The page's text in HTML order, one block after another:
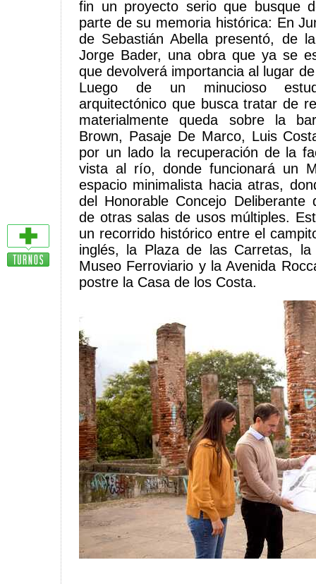
fin un proyecto serio que busque
parte de su memoria histórica: En
de Sebastián Abella presentó, de
Jorge Bader, una obra que ya se
que devolverá importancia al lugar
Luego de un minucioso
arquitectónico que busca tratar de
materialmente queda sobre la
Brown, Pasaje De Marco, Luis
por un lado la recuperación de la
vista al río, donde funcionará un
espacio minimalista hacia atras,
del Honorable Concejo Deliberante
de otras salas de usos múltiples.
un recorrido histórico entre el
inglés, la Plaza de las Carretas, la
Museo Ferroviario y la Avenida
postre la Casa de los Costa.